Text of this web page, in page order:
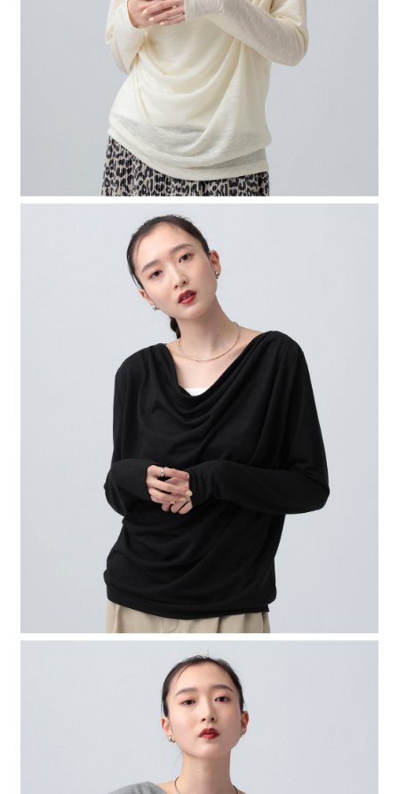
１．透過由恩沛科技股份有限公司提供之「AFTEE先享後付」服務完成之交
易，需依本服務之必要範圍內提供個人資料，並將交易相關給付款項請求債
權轉讓予恩沛科技股份有限公司。
２．關於個人資料處理事宜，請瀏覽以下網址：
https://aftee.tw/terms/#terms3
３．未成年的使用者請事先徵得法定代理人或監護人之同意方可使用
「AFTEE先享後付」，若未經同意申辦者引起之損失，本公司不負相關責
４．使用「AFTEE先享後付」時，將依據個別帳號之用戶狀況，依本公司即
時審查核予不同之上限額度；若仍有額度不足之情形，本公司將視審查結果
請求用戶進行身份認證。
５．嚴禁一人註冊多個帳號或使用他人資訊註冊。若發現惡意使用之情形，
恩沛科技股份有限公司將有權停止該用戶之使用額度並採取法律行動。